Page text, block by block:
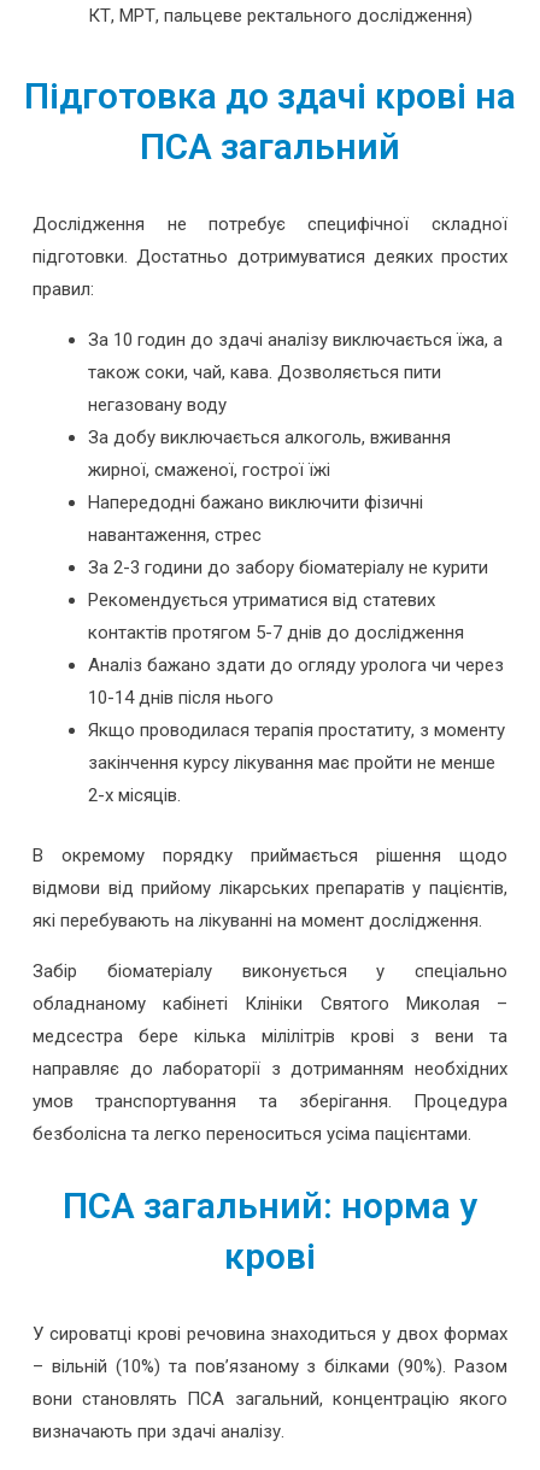
КТ, МРТ, пальцеве ректального дослідження)
Підготовка до здачі крові на
ПСА загальний
Дослідження не потребує специфічної складної
підготовки. Достатньо дотримуватися деяких простих
правил:
За 10 годин до здачі аналізу виключається їжа, а
також соки, чай, кава. Дозволяється пити
негазовану воду
За добу виключається алкоголь, вживання
жирної, смаженої, гострої їжі
Напередодні бажано виключити фізичні
навантаження, стрес
За 2-3 години до забору біоматеріалу не курити
Рекомендується утриматися від статевих
контактів протягом 5-7 днів до дослідження
Аналіз бажано здати до огляду уролога чи через
10-14 днів після нього
Якщо проводилася терапія простатиту, з моменту
закінчення курсу лікування має пройти не менше
2-х місяців.
В окремому порядку приймається рішення щодо
відмови від прийому лікарських препаратів у пацієнтів,
які перебувають на лікуванні на момент дослідження.
Забір біоматеріалу виконується у спеціально
обладнаному кабінеті Клініки Святого Миколая –
медсестра бере кілька мілілітрів крові з вени та
направляє до лабораторії з дотриманням необхідних
умов транспортування та зберігання. Процедура
безболісна та легко переноситься усіма пацієнтами.
ПСА загальний: норма у
крові
У сироватці крові речовина знаходиться у двох формах
– вільній (10%) та пов’язаному з білками (90%). Разом
вони становлять ПСА загальний, концентрацію якого
визначають при здачі аналізу.